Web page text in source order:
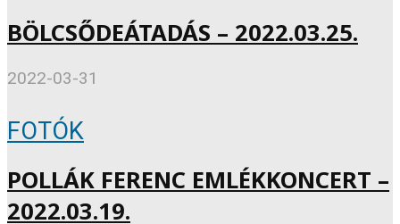
BÖLCSŐDEÁTADÁS – 2022.03.25.
2022-03-31
FOTÓK
POLLÁK FERENC EMLÉKKONCERT –
2022.03.19.